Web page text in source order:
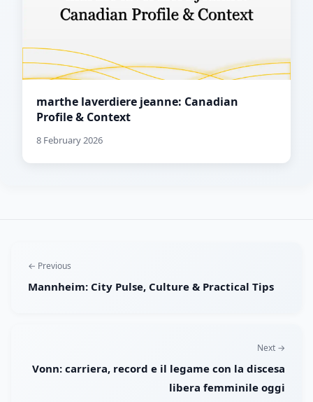
marthe laverdiere jeanne: Canadian
Profile & Context
8 February 2026
← Previous
Mannheim: City Pulse, Culture & Practical Tips
Next →
Vonn: carriera, record e il legame con la discesa
libera femminile oggi